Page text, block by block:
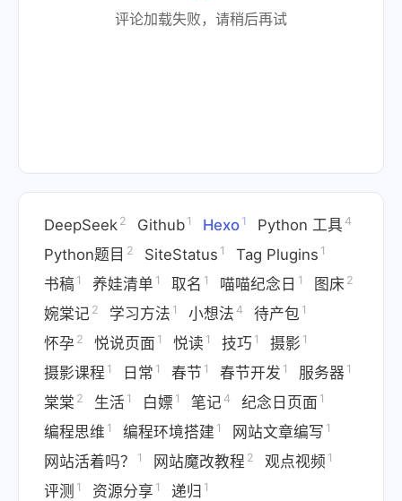
评论加载失败，请稍后再试
DeepSeek 2 Github 1 Hexo 1 Python 工具 4
Python题目 2 SiteStatus 1 Tag Plugins 1
书稿 1 养娃清单 1 取名 1 喵喵纪念日 1 图床 2
婉棠记 2 学习方法 1 小想法 4 待产包 1
怀孕 2 悦说页面 1 悦读 1 技巧 1 摄影 1
摄影课程 1 日常 1 春节 1 春节开发 1 服务器 1
棠棠 2 生活 1 白嫖 1 笔记 4 纪念日页面 1
编程思维 1 编程环境搭建 1 网站文章编写 1
网站活着吗？ 1 网站魔改教程 2 观点视频 1
评测 1 资源分享 1 递归 1